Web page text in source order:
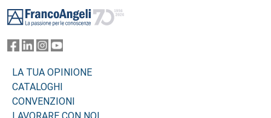
LA TUA OPINIONE
CATALOGHI
CONVENZIONI